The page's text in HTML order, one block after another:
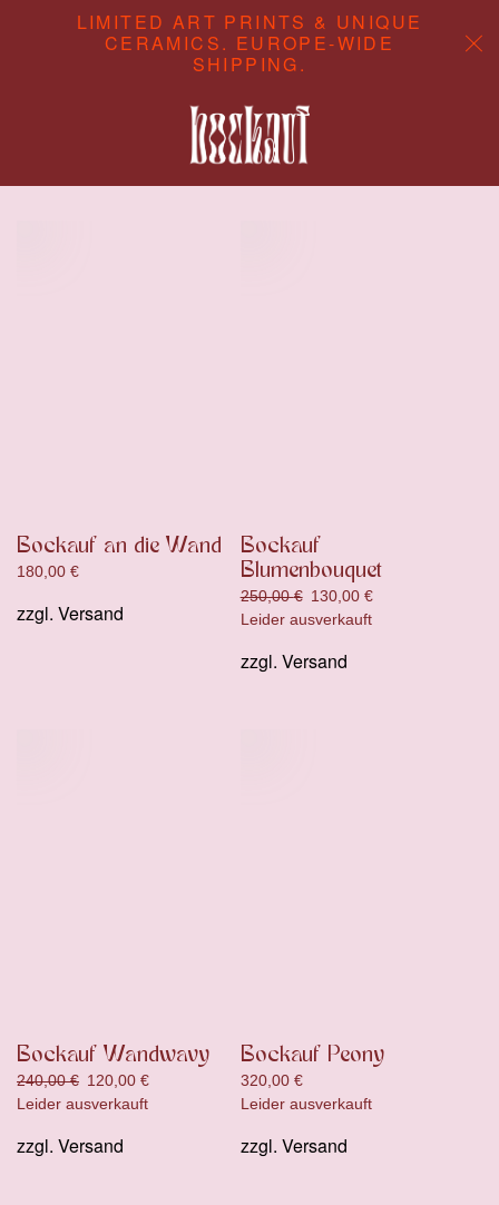
LIMITED ART PRINTS & UNIQUE
CERAMICS. EUROPE-WIDE
SHIPPING.
Bockauf an die Wand
180,00 €
zzgl. Versand
Bockauf
Blumenbouquet
250,00€ Ursprünglicher
Preis
250,00 €
130,00 €
Leider ausverkauft
zzgl. Versand
Bockauf Wandwavy
240,00€ Ursprünglicher
Preis
240,00 €
120,00 €
Leider ausverkauft
zzgl. Versand
Bockauf Peony
320,00 €
Leider ausverkauft
zzgl. Versand